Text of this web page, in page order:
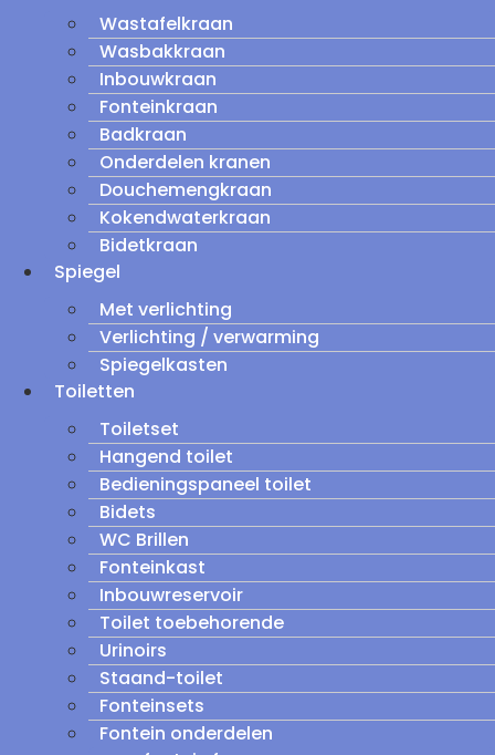
Wastafelkraan
Wasbakkraan
Inbouwkraan
Fonteinkraan
Badkraan
Onderdelen kranen
Douchemengkraan
Kokendwaterkraan
Bidetkraan
Spiegel
Met verlichting
Verlichting / verwarming
Spiegelkasten
Toiletten
Toiletset
Hangend toilet
Bedieningspaneel toilet
Bidets
WC Brillen
Fonteinkast
Inbouwreservoir
Toilet toebehorende
Urinoirs
Staand-toilet
Fonteinsets
Fontein onderdelen